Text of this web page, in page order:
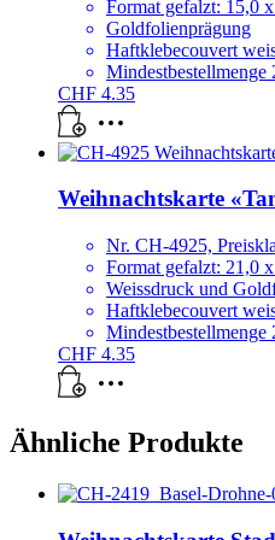
Format gefalzt: 15,0
Goldfolienprägung
Haftklebecouvert
Mindestbestellmenge
CHF 4.35
Weihnachtskarte
Nr. CH-4925,
Format gefalzt: 21,0
Weissdruck und
Haftklebecouvert
Mindestbestellmenge
CHF 4.35
Ähnliche Produkte